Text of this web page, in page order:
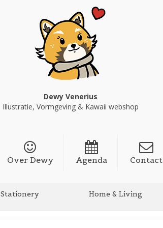
Dewy Venerius
Illustratie, Vormgeving & Kawaii webshop
Over Dewy Agenda Contact
Stationery Home & Living